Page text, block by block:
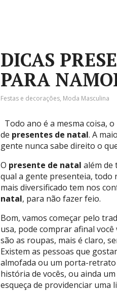
DICAS
PARA
Festas e decorações, Moda Masculina
Todo ano é a mesma coisa,
de presentes de natal. A
gente nunca sabe direito o
O presente de natal além de
qual a gente presenteia, todo
mais diversificado tem nos
natal, para não fazer feio.
Bom, vamos começar pelo
usa, pode comprar afinal
são as roupas, mais é claro,
Existem as pessoas que
almofada ou um porta-retrato
história de vocês, ou ainda
esqueça de providenciar uma